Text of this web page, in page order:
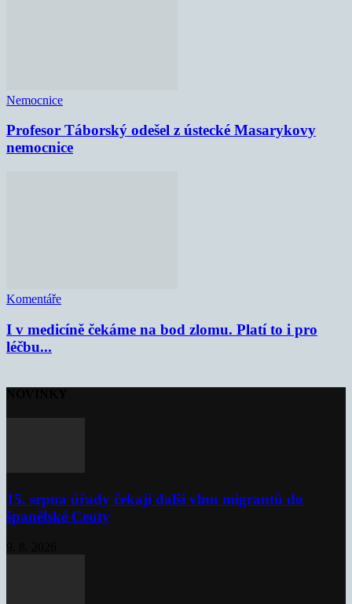
Nemocnice
Profesor Táborský odešel z ústecké Masarykovy
nemocnice
Komentáře
I v medicíně čekáme na bod zlomu. Platí to i pro
léčbu...
15. srpna úřady čekají další vlnu migrantů do
španělské Ceuty